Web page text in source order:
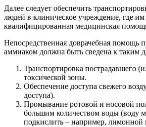
Далее следует обеспечить
людей в клиническое учреждение, где им
квалифицированная медицинская
Непосредственная доврачебная помощь
аммиаком должна быть сведена к таким
Транспортировка пострадавшего
токсической зоны.
Обеспечение доступа свежего
доступа).
Промывание ротовой и носовой
большим количеством воды (воду
подкислить – например, лимонной